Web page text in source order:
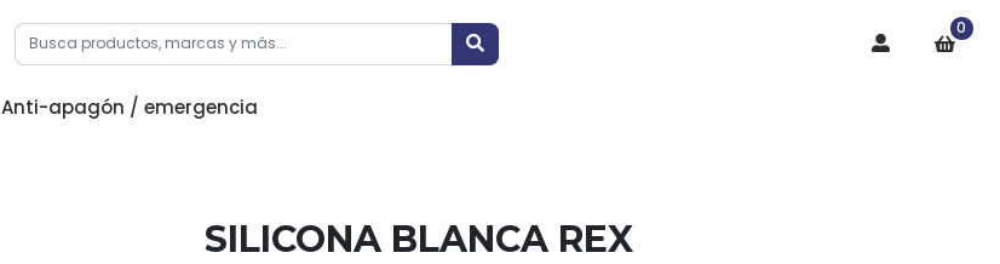
0
Anti-apagón / emergencia
SILICONA BLANCA REX